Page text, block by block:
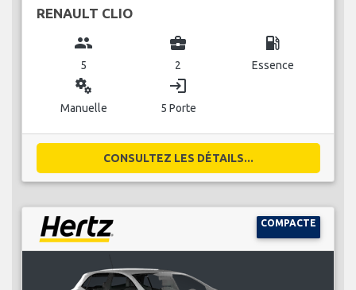
RENAULT CLIO
group
5
business_center
2
local_gas_station
Essence
miscellaneous_services
Manuelle
login
5 Porte
CONSULTEZ LES DÉTAILS...
COMPACTE